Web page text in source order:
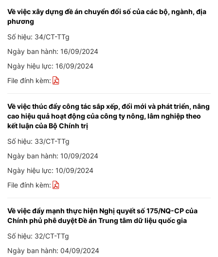
Về việc xây dựng đề án chuyển đổi số của các bộ, ngành, địa
phương
Số hiệu: 34/CT-TTg
Ngày ban hành: 16/09/2024
Ngày hiệu lực: 16/09/2024
File đính kèm:
Về việc thúc đẩy công tác sắp xếp, đổi mới và phát triển, nâng
cao hiệu quả hoạt động của công ty nông, lâm nghiệp theo
kết luận của Bộ Chính trị
Số hiệu: 33/CT-TTg
Ngày ban hành: 10/09/2024
Ngày hiệu lực: 10/09/2024
File đính kèm:
Về việc đẩy mạnh thực hiện Nghị quyết số 175/NQ-CP của
Chính phủ phê duyệt Đề án Trung tâm dữ liệu quốc gia
Số hiệu: 32/CT-TTg
Ngày ban hành: 04/09/2024